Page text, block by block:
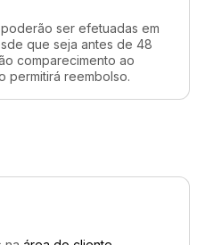
ser efetuadas em
que seja antes de 48
comparecimento ao
permitirá reembolso.